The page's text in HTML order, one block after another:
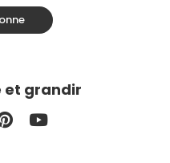
et grandir